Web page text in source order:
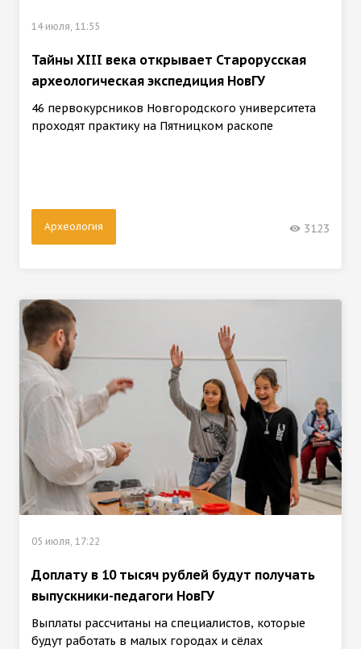
14 июля, 11:55
Тайны XIII века открывает Старорусская
археологическая экспедиция НовГУ
46 первокурсников Новгородского университета
проходят практику на Пятницком раскопе
Археология 3123
05 июля, 17:22
Доплату в 10 тысяч рублей будут получать
выпускники-педагоги НовГУ
Выплаты рассчитаны на специалистов, которые
будут работать в малых городах и сёлах